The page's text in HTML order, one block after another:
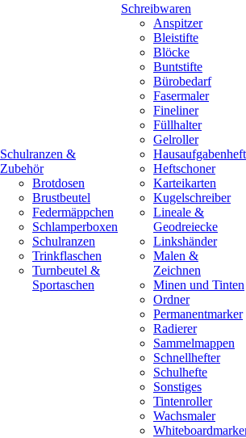
Schulranzen &
Zubehör
Brotdosen
Brustbeutel
Federmäppchen
Schlamperboxen
Schulranzen
Trinkflaschen
Turnbeutel &
Sportaschen
Schreibwaren
Anspitzer
Bleistifte
Blöcke
Buntstifte
Bürobedarf
Fasermaler
Fineliner
Füllhalter
Gelroller
Hausaufgabenheft
Heftschoner
Karteikarten
Kugelschreiber
Lineale &
Geodreiecke
Linkshänder
Malen &
Zeichnen
Minen und Tinten
Ordner
Permanentmarker
Radierer
Sammelmappen
Schnellhefter
Schulhefte
Sonstiges
Tintenroller
Wachsmaler